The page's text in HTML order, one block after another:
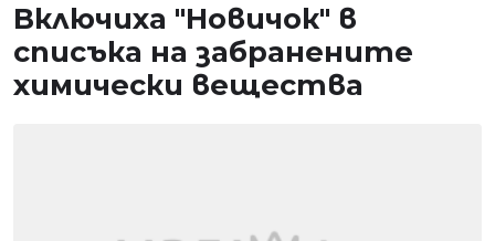
Включиха "Новичок" в
списъка на забранените
химически вещества